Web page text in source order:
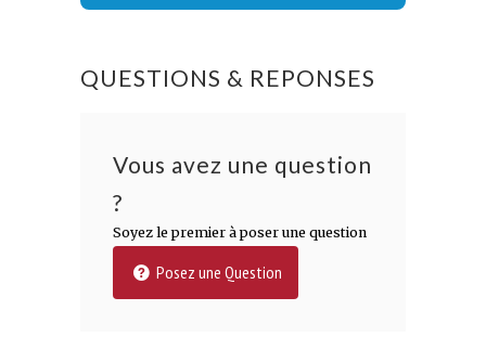
QUESTIONS & REPONSES
Vous avez une question
?
Soyez le premier à poser une question
Posez une Question